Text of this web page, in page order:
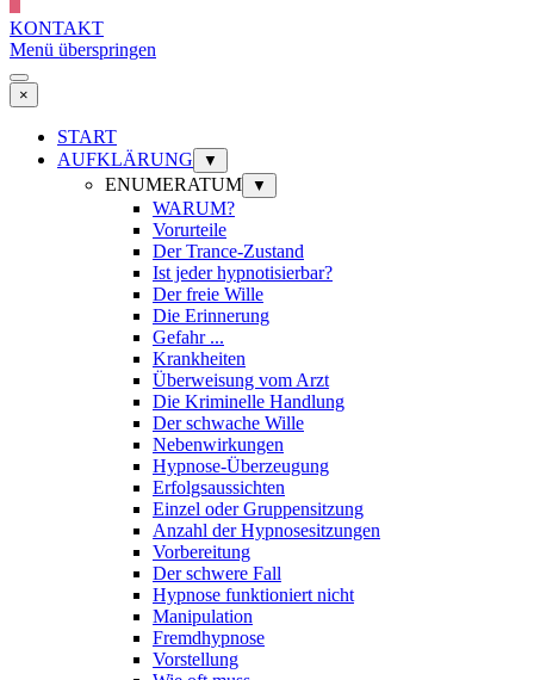
KONTAKT
Menü überspringen
×
START
AUFKLÄRUNG
▼
ENUMERATUM ▼
WARUM?
Vorurteile
Der Trance-Zustand
Ist jeder hypnotisierbar?
Der freie Wille
Die Erinnerung
Gefahr ...
Krankheiten
Überweisung vom Arzt
Die Kriminelle Handlung
Der schwache Wille
Nebenwirkungen
Hypnose-Überzeugung
Erfolgsaussichten
Einzel oder Gruppensitzung
Anzahl der Hypnosesitzungen
Vorbereitung
Der schwere Fall
Hypnose funktioniert nicht
Manipulation
Fremdhypnose
Vorstellung